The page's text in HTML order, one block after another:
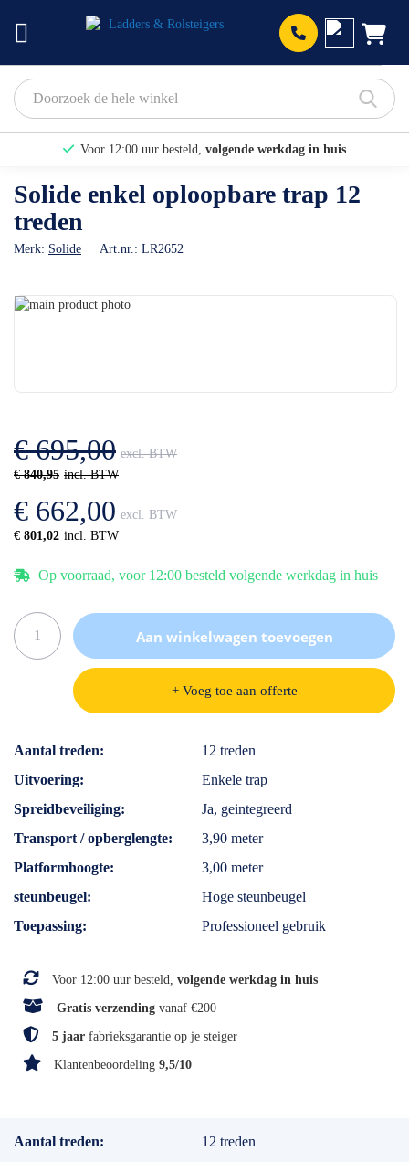
Voor 12:00 uur besteld, volgende werkdag in huis
Bekijk hier onze Actiepagina
Solide enkel oploopbare trap 12
treden
Merk: Solide Art.nr.: LR2652
Ga
gallerij
€ 840,95
€ 695,00
€ 801,02
€ 662,00
Op voorraad, voor 12:00 besteld volgende werkdag in huis
Aan winkelwagen toevoegen
+ Voeg toe aan offerte
Specificaties
Aantal treden
12 treden
Uitvoering
Enkele trap
Spreidbeveiliging
Ja, geintegreerd
Transport / opberglengte
3,90 meter
Platformhoogte
3,00 meter
steunbeugel
Hoge steunbeugel
Toepassing
Professioneel gebruik
Voor 12:00 uur besteld, volgende werkdag in huis
Gratis verzending vanaf €200
5 jaar fabrieksgarantie op je steiger
Klantenbeoordeling 9,5/10
Specificaties
Aantal treden
12 treden